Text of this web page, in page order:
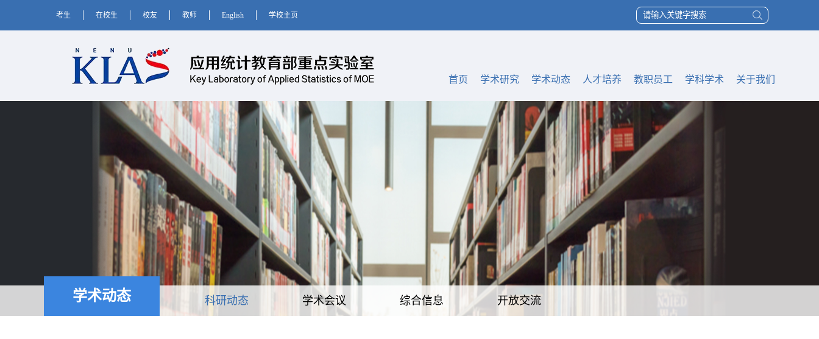
考生 在校生 校友 教师 English 学校主页
首页 学术研究 学术动态 人才培养 教职员工 学科学术 关于我们
学术动态 科研动态 学术会议 综合信息 开放交流